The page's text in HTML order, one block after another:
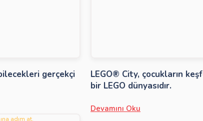
gerçekçi
LEGO® City, çocukların
bir LEGO dünyasıdır.
Devamını Oku